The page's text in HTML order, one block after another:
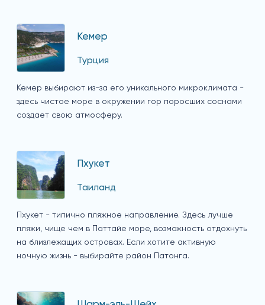
Кемер
Турция
Кемер выбирают из-за его уникального микроклимата -
здесь чистое море в окружении гор поросших соснами
создает свою атмосферу.
Пхукет
Таиланд
Пхукет - типично пляжное направление. Здесь лучше
пляжи, чище чем в Паттайе море, возможность отдохнуть
на близлежащих островах. Если хотите активную
ночную жизнь - выбирайте район Патонга.